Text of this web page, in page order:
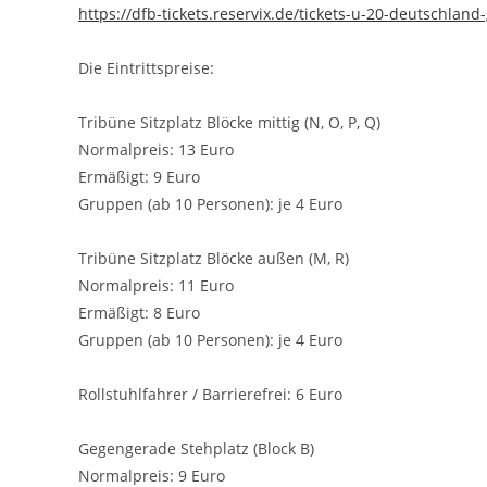
https://dfb-tickets.reservix.de/tickets-u-20-
Die Eintrittspreise:
Tribüne Sitzplatz Blöcke mittig (N, O, P, Q)
Normalpreis: 13 Euro
Ermäßigt: 9 Euro
Gruppen (ab 10 Personen): je 4 Euro
Tribüne Sitzplatz Blöcke außen (M, R)
Normalpreis: 11 Euro
Ermäßigt: 8 Euro
Gruppen (ab 10 Personen): je 4 Euro
Rollstuhlfahrer / Barrierefrei: 6 Euro
Gegengerade Stehplatz (Block B)
Normalpreis: 9 Euro